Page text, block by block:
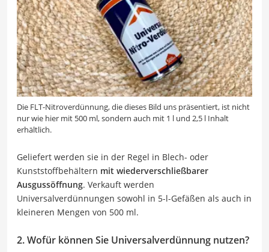
Die FLT-Nitroverdünnung, die dieses Bild uns präsentiert, ist nicht
nur wie hier mit 500 ml, sondern auch mit 1 l und 2,5 l Inhalt
erhältlich.
Geliefert werden sie in der Regel in Blech- oder
Kunststoffbehältern mit wiederverschließbarer
Ausgussöffnung. Verkauft werden
Universalverdünnungen sowohl in 5-l-Gefäßen als auch in
kleineren Mengen von 500 ml.
2. Wofür können Sie Universalverdünnung nutzen?